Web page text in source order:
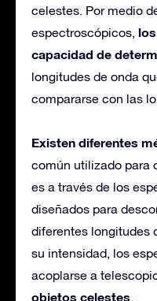
celestes. Por medio
espectroscópicos,
capacidad de
longitudes de onda
compararse con las
Existen diferentes
común utilizado para
es a través de los
diseñados para
diferentes longitudes
su intensidad, los
acoplarse a
objetos celestes.